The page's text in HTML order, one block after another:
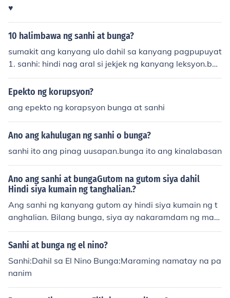
♥
10 halimbawa ng sanhi at bunga?
sumakit ang kanyang ulo dahil sa kanyang pagpupuyat
1. sanhi: hindi nag aral si jekjek ng kanyang leksyon.bun
ga: bumagsak siya sa eksam.2. sanhi: uminom ng silver
cleaner ang binata.bunga: nalason siya.3. sanhi: laging
ito. &acirc;&#153;&yen;
Epekto ng korupsyon?
ang epekto ng korapsyon bunga at sanhi
Ano ang kahulugan ng sanhi o bunga?
sanhi ito ang pinag uusapan.bunga ito ang kinalabasan
Ano ang sanhi at bungaGutom na gutom siya dahil
Hindi siya kumain ng tanghalian.?
Ang sanhi ng kanyang gutom ay hindi siya kumain ng t
anghalian. Bilang bunga, siya ay nakaramdam ng mati
nding gutom, na maaaring magdulot ng kawalang laka
s at hirap sa paggawa ng mga gawain. Ang hindi pagk
yang kalusugan at konsentrasyon.
Sanhi at bunga ng el nino?
Sanhi:Dahil sa El Nino Bunga:Maraming namatay na pa
nanim